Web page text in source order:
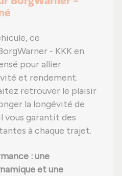
ce
- KKK en
pour allier
et rendement.
retrouver le plaisir
la longévité de
vous garantit des
à chaque trajet.
: une
et une